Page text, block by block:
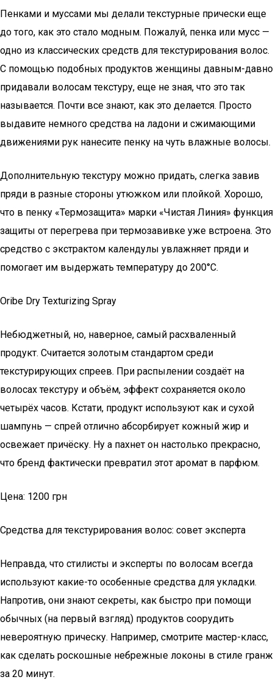
Пенками и муссами мы делали текстурные прически еще
до того, как это стало модным. Пожалуй, пенка или мусс —
одно из классических средств для текстурирования волос.
С помощью подобных продуктов женщины давным-давно
придавали волосам текстуру, еще не зная, что это так
называется. Почти все знают, как это делается. Просто
выдавите немного средства на ладони и сжимающими
движениями рук нанесите пенку на чуть влажные волосы.
Дополнительную текстуру можно придать, слегка завив
пряди в разные стороны утюжком или плойкой. Хорошо,
что в пенку «Термозащита» марки «Чистая Линия» функция
защиты от перегрева при термозавивке уже встроена. Это
средство с экстрактом календулы увлажняет пряди и
помогает им выдержать температуру до 200°С.
Oribe Dry Texturizing Spray
Небюджетный, но, наверное, самый расхваленный
продукт. Считается золотым стандартом среди
текстурирующих спреев. При распылении создаёт на
волосах текстуру и объём, эффект сохраняется около
четырёх часов. Кстати, продукт используют как и сухой
шампунь — спрей отлично абсорбирует кожный жир и
освежает причёску. Ну а пахнет он настолько прекрасно,
что бренд фактически превратил этот аромат в парфюм.
Цена: 1200 грн
Средства для текстурирования волос: совет эксперта
Неправда, что стилисты и эксперты по волосам всегда
используют какие-то особенные средства для укладки.
Напротив, они знают секреты, как быстро при помощи
обычных (на первый взгляд) продуктов соорудить
невероятную прическу. Например, смотрите мастер-класс,
как сделать роскошные небрежные локоны в стиле гранж
за 20 минут.